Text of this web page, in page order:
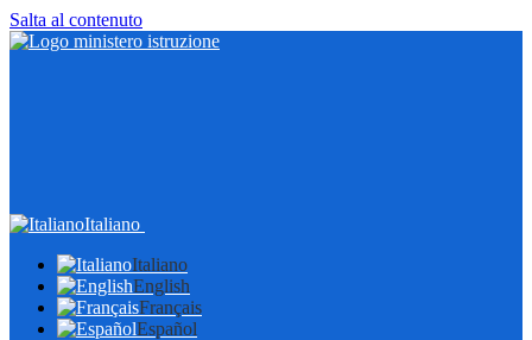
Salta al contenuto
Italiano
Italiano
English
Français
Español